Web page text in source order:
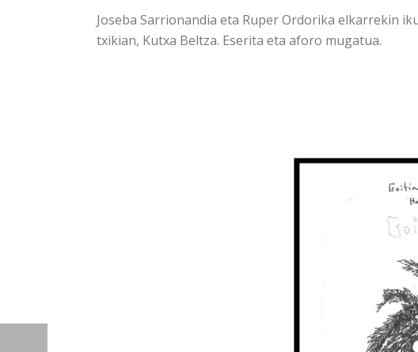
Joseba Sarrionandia eta Ruper Ordorika elkarrekin
txikian, Kutxa Beltza. Eserita eta aforo mugatua.